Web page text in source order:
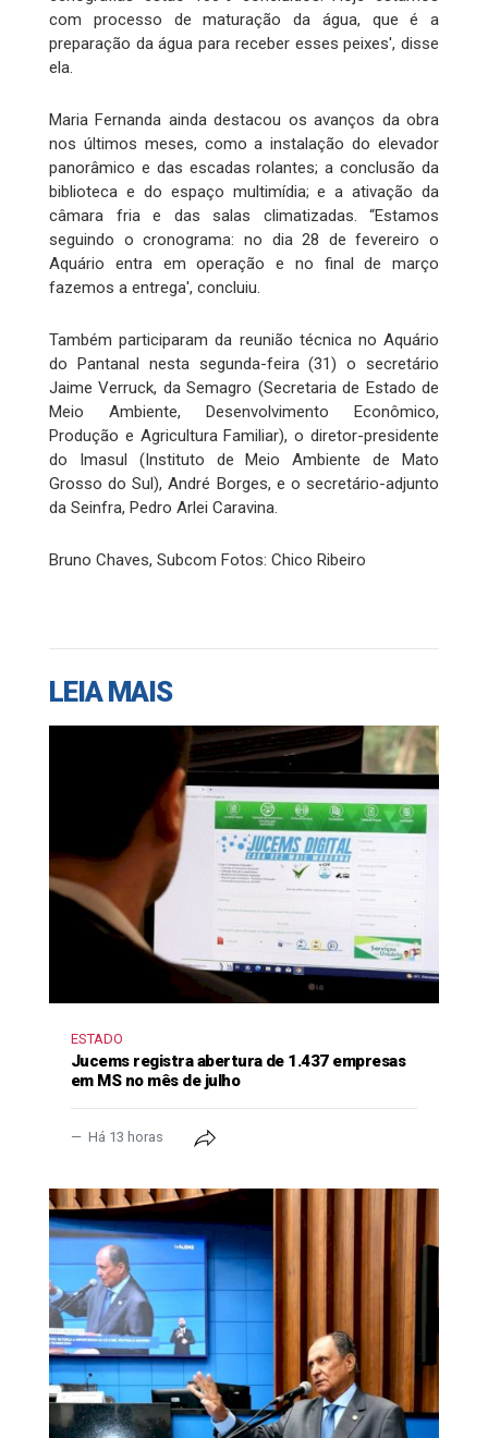
com processo de maturação da água, que é a
preparação da água para receber esses peixes', disse
ela.
Maria Fernanda ainda destacou os avanços da obra
nos últimos meses, como a instalação do elevador
panorâmico e das escadas rolantes; a conclusão da
biblioteca e do espaço multimídia; e a ativação da
câmara fria e das salas climatizadas. “Estamos
seguindo o cronograma: no dia 28 de fevereiro o
Aquário entra em operação e no final de março
fazemos a entrega', concluiu.
Também participaram da reunião técnica no Aquário
do Pantanal nesta segunda-feira (31) o secretário
Jaime Verruck, da Semagro (Secretaria de Estado de
Meio Ambiente, Desenvolvimento Econômico,
Produção e Agricultura Familiar), o diretor-presidente
do Imasul (Instituto de Meio Ambiente de Mato
Grosso do Sul), André Borges, e o secretário-adjunto
da Seinfra, Pedro Arlei Caravina.
Bruno Chaves, Subcom Fotos: Chico Ribeiro
LEIA MAIS
ESTADO
Jucems registra abertura de 1.437 empresas
em MS no mês de julho
Há 13 horas